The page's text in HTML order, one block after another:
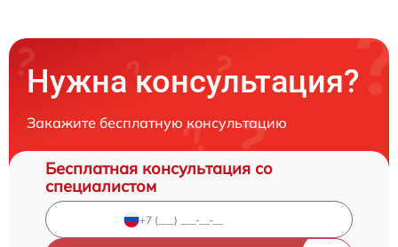
Нужна консультация?
Закажите бесплатную консультацию
Бесплатная консультация со
специалистом